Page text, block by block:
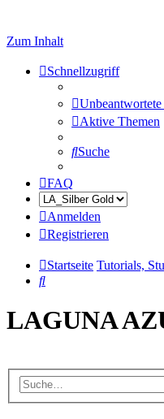
Zum Inhalt
Schnellzugriff
Unbeantwortete
Aktive Themen
Suche
FAQ
Anmelden
Registrieren
Startseite Tutorials,
Suche
LAGUNA